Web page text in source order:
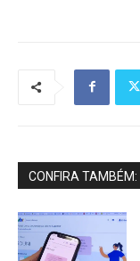
CONFIRA TAMBÉM: